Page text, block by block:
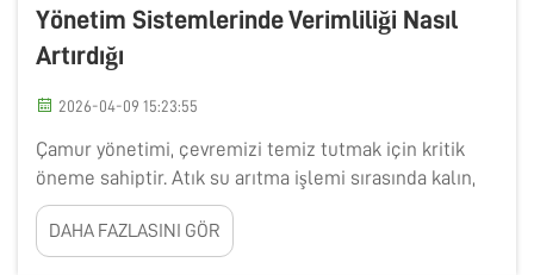
Yönetim Sistemlerinde Verimliliği Nasıl
Artırdığı
2026-04-09 15:23:55
Çamur yönetimi, çevremizi temiz tutmak için kritik
öneme sahiptir. Atık su arıtma işlemi sırasında kalın,
çamurlu bir madde olan çamur elde ederiz. Bu
çamuru işlemek büyük bir zorluk oluşturur; ancak
BOEEP bunun için bir çözüm geliştirmiştir: çamur
DAHA FAZLASINI GÖR